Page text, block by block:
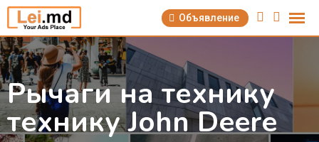
Перейти
содержимому
Объявление
Рычаги на технику
технику John Deere